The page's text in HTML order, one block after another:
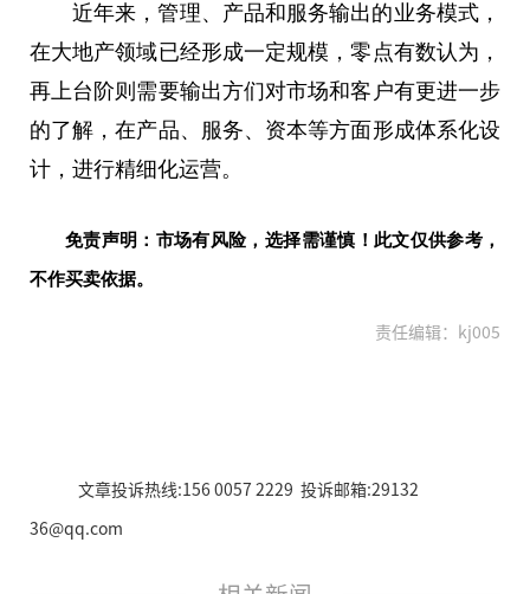
近年来，管理、产品和服务输出的业务模式，
在大地产领域已经形成一定规模，零点有数认为，
再上台阶则需要输出方们对市场和客户有更进一步
的了解，在产品、服务、资本等方面形成体系化设
计，进行精细化运营。
免责声明：市场有风险，选择需谨慎！此文仅供参考，
不作买卖依据。
责任编辑：kj005
文章投诉热线:156 0057 2229 投诉邮箱:29132
36@qq.com